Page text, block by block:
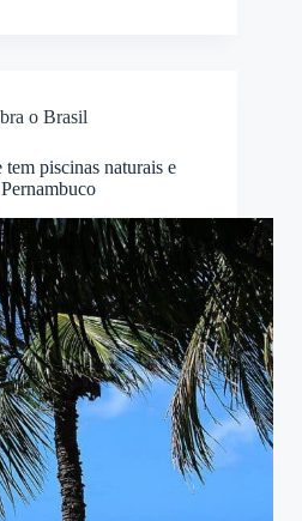
o Brasil
tem piscinas naturais e